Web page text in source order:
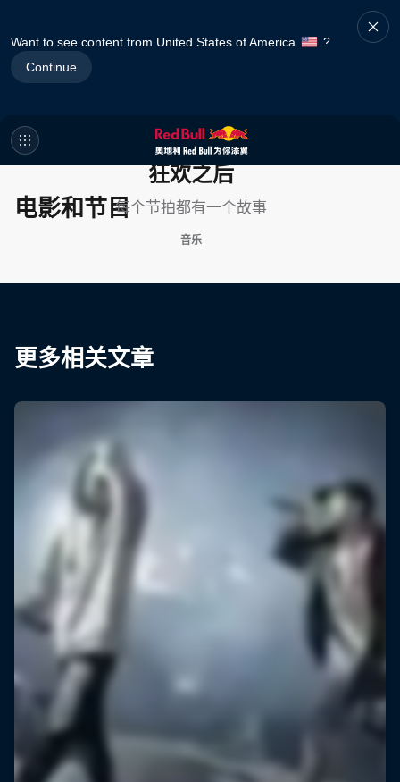
Want to see content from United States of America
?
Continue
电影和节目
狂欢之后
每个节拍都有一个故事
音乐
更多相关文章